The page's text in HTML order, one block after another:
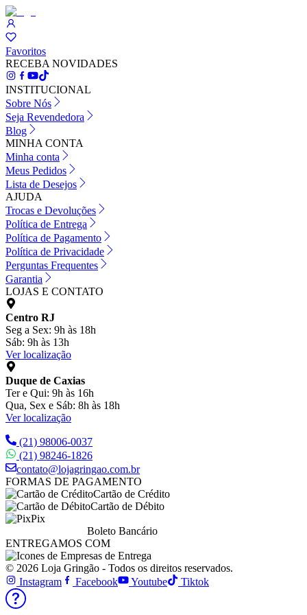
Favoritos
RECEBA NOVIDADES
INSTITUCIONAL
Sobre Nós
Seja Revendedora
Blog
MINHA CONTA
Minha conta
Meus Pedidos
Lista de Desejos
AJUDA
Trocas e Devoluções
Política de Entrega
Política de Pagamento
Política de Privacidade
Perguntas Frequentes
Garantia
LOJAS E CONTATO
Centro RJ
Seg a Sex: 9h às 18h
Sáb: 9h às 13h
Ver localização
Duque de Caxias
Ter e Qui: 9h às 16h
Qua, Sex e Sáb: 8h às 18h
Ver localização
(21) 98006-0037
(21) 98246-1826
contato@lojagringao.com.br
FORMAS DE PAGAMENTO
Cartão de Crédito
Cartão de Débito
Pix
Boleto Bancário
ENTREGAMOS COM
© 2026 Loja Gringão - Todos os direitos reservados.
Instagram
Facebook Youtube Tiktok